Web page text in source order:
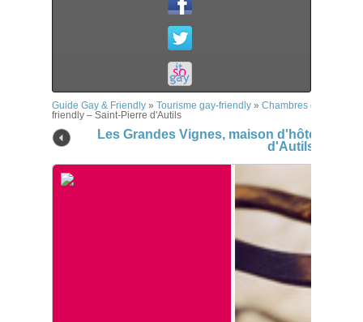
Guide Gay & Friendly » Tourisme gay-friendly » Chambres d'hôtes
friendly – Saint-Pierre d'Autils
Les Grandes Vignes, maison d'hôtes gay-
d'Autils